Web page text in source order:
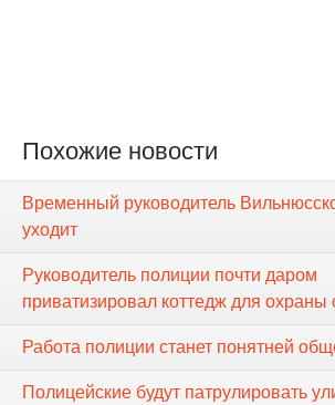
Похожие новости
Временный руководитель
уходит
Руководитель полиции почти даром
приватизировал коттедж для охраны
Работа полиции станет понятней
Полицейские будут патрулировать